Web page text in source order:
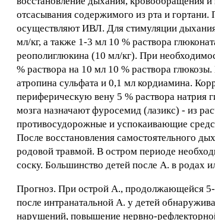
отсасывания содержимого из рта и
осуществляют ИВЛ. Для стимуляции
мл/кг, а также 1-3 мл 10 % раствора
реополиглюкина (10 мл/кг). При
% раствора на 10 мл 10 % раствора
атропина сульфата и 0,1 мл кордиамина.
периферическую вену 5 % раствора
мозга назначают фуросемид (лазикс) - из
противосудорожные и успокаивающие
После восстановления самостоятельного
родовой травмой. В остром периоде
соску. Большинство детей после А. в родах
Прогноз. При острой А., продолжающейся
после интранатальной А. у детей
нарушений, повышение нервно-